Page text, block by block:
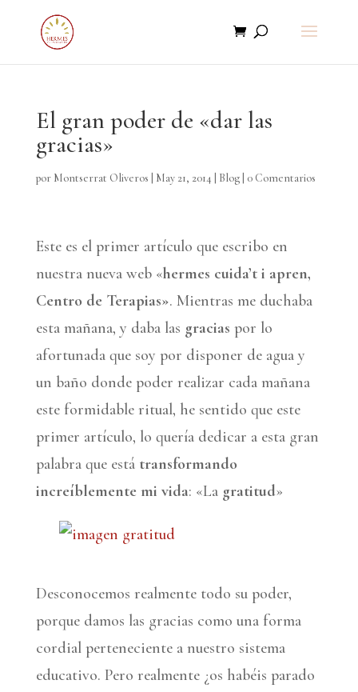
El gran poder de «dar las
gracias»
por Montserrat Oliveros May 21, 2014 Blog| 0 Comentarios
Este es el primer artículo que escribo en
nuestra nueva web «hermes cuida’t i apren,
Centro de Terapias». Mientras me duchaba
esta mañana, y daba las gracias por lo
afortunada que soy por disponer de agua y
un baño donde poder realizar cada mañana
este formidable ritual, he sentido que este
primer artículo, lo quería dedicar a esta gran
palabra que está transformando
increíblemente mi vida: «La gratitud»
Desconocemos realmente todo su poder,
porque damos las gracias como una forma
cordial perteneciente a nuestro sistema
educativo. Pero realmente ¿os habéis parado